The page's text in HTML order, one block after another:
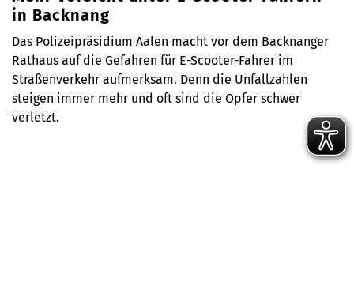
in Backnang
Das Polizeipräsidium Aalen macht vor dem Backnanger
Rathaus auf die Gefahren für E-Scooter-Fahrer im
Straßenverkehr aufmerksam. Denn die Unfallzahlen
steigen immer mehr und oft sind die Opfer schwer
verletzt.